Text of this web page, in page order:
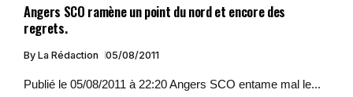
Angers SCO ramène un point du nord et encore des
regrets.
By La Rédaction 05/08/2011
Publié le 05/08/2011 à 22:20 Angers SCO entame mal le...